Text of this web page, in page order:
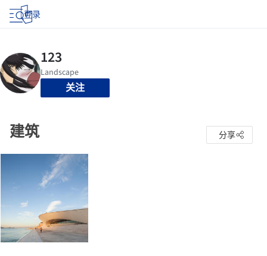
登录
关注
建筑 分享